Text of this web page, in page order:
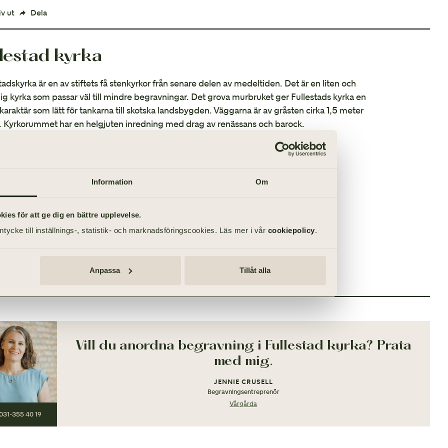
Information Om
för att ge dig en bättre upplevelse.
till inställnings-, statistik- och marknadsföringscookies. Läs mer i vår cookiepolicy.
Anpassa Tillåt alla
ut Dela
kyrka
är en av stiftets få stenkyrkor från senare delen av medeltiden. Det är en liten och
kyrka som passar väl till mindre begravningar. Det grova murbruket ger Fullestads kyrka en
som lätt för tankarna till skotska landsbygden. Väggarna är av gråsten cirka 1,5 meter
Kyrkorummet har en helgjuten inredning med drag av renässans och barock.
Visa karta
OM ANLÄGGNINGEN
Kapacitet: 100
355 40 19
Vill du anordna begravning i Fullestad kyrka? Prata
med mig.
JENNIE CRUSELL
Begravningsentreprenör
Vårgårda